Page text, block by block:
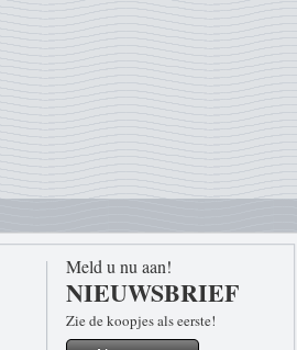
Meld u nu aan!
NIEUWSBRIEF
Zie de koopjes als eerste!